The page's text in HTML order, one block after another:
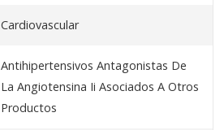
Cardiovascular
Antihipertensivos Antagonistas De
La Angiotensina Ii Asociados A Otros
Productos